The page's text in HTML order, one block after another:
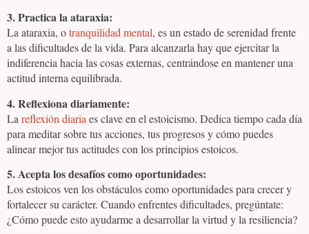
3. Practica la ataraxia:
La ataraxia, otranquilidad mental, es un estado de serenidad frente
a las dificultades de la vida. Para alcanzarla hay que ejercitar la
indiferencia hacia las cosas externas, centrándose en mantener una
actitud interna equilibrada.
4. Reflexiona diariamente:
La reflexión diaria es clave en el estoicismo. Dedica tiempo cada día
para meditar sobre tus acciones, tus progresos y cómo puedes
alinear mejor tus actitudes con los principios estoicos.
5. Acepta los desafíos como oportunidades:
Los estoicos ven los obstáculos como oportunidades para crecer y
fortalecer su carácter. Cuando enfrentes dificultades, pregúntate:
¿Cómo puede esto ayudarme a desarrollar la virtud y la resiliencia?